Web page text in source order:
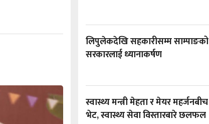
लिपुलेकदेखि सहकारीसम्म साम्पाङको
सरकारलाई ध्यानाकर्षण
स्वास्थ्य मन्त्री मेहता र मेयर महर्जनबीच
भेट, स्वास्थ्य सेवा विस्तारबारे छलफल